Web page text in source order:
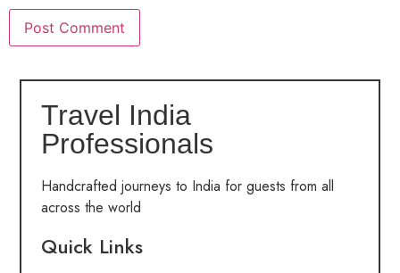
Travel India
Professionals
Handcrafted journeys to India for guests from all
across the world
Quick Links